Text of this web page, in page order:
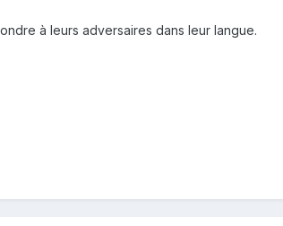
à leurs adversaires dans leur langue.